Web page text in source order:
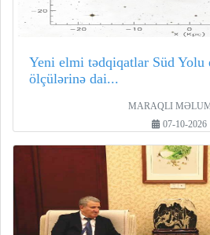
Yeni elmi tədqiqatlar Süd Yolu
ölçülərinə dai...
MARAQLI
07-10-2026